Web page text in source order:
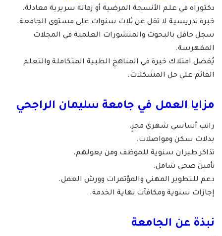
دكتوراه في علم الأنسجة المرضية أو زمالة سريرية معادلة.
خبرة تدريسية لا تقل عن ثلاث سنوات على مستوى الجامعة.
سجل حافل بالبحوث والمنشورات العلمية في المجلات
المفهرسة.
يُفضل امتلاك خبرة في المناهج الطبية المتكاملة والتعلم
القائم على حل المشكلات.
مزايا العمل في جامعة سليمان الراجحي
راتب أساسي شهري مجزٍ.
بدلات سكن ومواصلات.
تذاكر طيران سنوية للموظف ومن يعولهم.
تأمين صحي شامل.
دعم للتطوير المهني والمؤتمرات وورش العمل.
إجازات سنوية ومكافآت نهاية الخدمة.
نبذة عن الجامعة